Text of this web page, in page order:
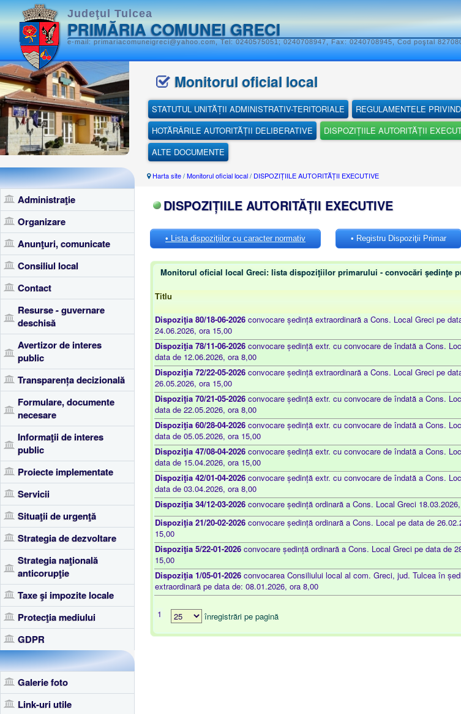
Judeţul Tulcea
PRIMĂRIA COMUNEI GRECI
e-mail: primariacomuneigreci@yahoo.com, Tel: 0240575051; 0240708947, Fax: 0240708945, Cod poştal
Administraţie
Organizare
Anunţuri, comunicate
Consiliul local
Contact
Resurse - guvernare
deschisă
Avertizor de interes
public
Transparența decizională
Formulare, documente
necesare
Informaţii de interes
public
Proiecte implementate
Servicii
Situaţii de urgenţă
Strategia de dezvoltare
Strategia naţională
anticorupţie
Taxe şi impozite locale
Protecţia mediului
GDPR
Galerie foto
Link-uri utile
Monitorul oficial local
STATUTUL UNITĂȚII ADMINISTRATIV-TERITORIALE
REGULAMENTELE
HOTĂRÂRILE AUTORITĂȚII DELIBERATIVE
DISPOZIȚIILE AUTORITĂȚII
ALTE DOCUMENTE
Harta site/Monitorul oficial local/ DISPOZIȚIILE AUTORITĂȚII EXECUTIVE
DISPOZIȚIILE AUTORITĂȚII EXECUTIVE
• Lista dispoziţiilor cu caracter normativ • Registru Dispoziţii Primar
Monitorul oficial local Greci: lista dispoziţiilor primarului - convocări şedinţe
Titlu
Dispoziţia 80/18-06-2026 convocare ședință extraordinară a Cons. Local Greci pe
24.06.2026, ora 15,00
Dispoziţia 78/11-06-2026 convocare ședință extr. cu convocare de îndată a Cons.
data de 12.06.2026, ora 8,00
Dispoziţia 72/22-05-2026 convocare ședință extraordinară a Cons. Local Greci pe
26.05.2026, ora 15,00
Dispoziţia 70/21-05-2026 convocare ședință extr. cu convocare de îndată a Cons.
data de 22.05.2026, ora 8,00
Dispoziţia 60/28-04-2026 convocare ședință extr. cu convocare de îndată a Cons.
data de 05.05.2026, ora 15,00
Dispoziţia 47/08-04-2026 convocare ședință extr. cu convocare de îndată a Cons.
data de 15.04.2026, ora 15,00
Dispoziţia 42/01-04-2026 convocare ședință extr. cu convocare de îndată a Cons.
data de 03.04.2026, ora 8,00
Dispoziţia 34/12-03-2026 convocare ședință ordinară a Cons. Local Greci
Dispoziţia 21/20-02-2026 convocare ședință ordinară a Cons. Local pe data de
15,00
Dispoziţia 5/22-01-2026 convocare ședință ordinară a Cons. Local Greci pe data de
15,00
Dispoziţia 1/05-01-2026 convocarea Consiliului local al com. Greci, jud. Tulcea în
extraordinară pe data de: 08.01.2026, ora 8,00
1 înregistrări pe pagină